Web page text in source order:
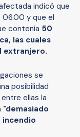
indicó que
06.00 y que el
contenía 50
las cuales
extranjero.
se
posibilidad
ellas la
"demasiado
incendio